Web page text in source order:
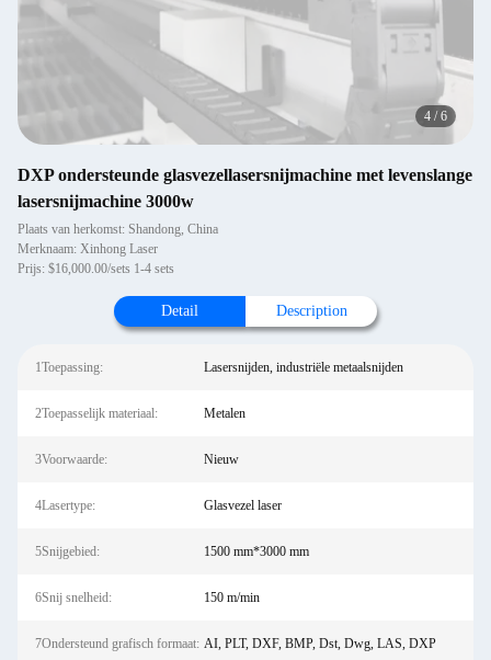
4 /6
DXP ondersteunde glasvezellasersnijmachine met levenslange
lasersnijmachine 3000w
Plaats van herkomst: Shandong, China
Merknaam: Xinhong Laser
Prijs: $16,000.00/sets 1-4 sets
Detail Description
1Toepassing: Lasersnijden, industriële metaalsnijden
2Toepasselijk materiaal: Metalen
3Voorwaarde: Nieuw
4Lasertype: Glasvezel laser
5Snijgebied: 1500 mm*3000 mm
6Snij snelheid: 150 m/min
7Ondersteund grafisch formaat: AI, PLT, DXF, BMP, Dst, Dwg, LAS, DXP